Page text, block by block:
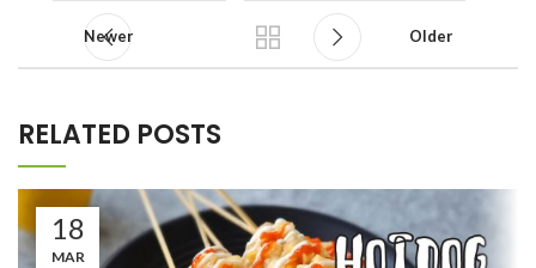
Newer Older
RELATED POSTS
18
MAR